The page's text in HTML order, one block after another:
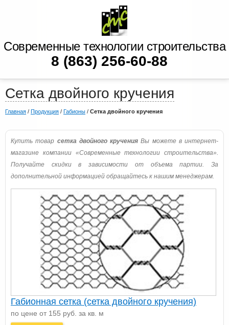
Современные технологии строительства
8 (863) 256-60-88
Сетка двойного кручения
Главная / Продукция / Габионы / Сетка двойного кручения
Купить товар сетка двойного кручения Вы можете в интернет-
магазине компании «Современные технологии строительства».
Получайте скидки в зависимости от объема партии. За
дополнительной информацией обращайтесь к нашим менеджерам.
Габионная сетка (сетка двойного кручения)
по цене от 155 руб. за кв. м